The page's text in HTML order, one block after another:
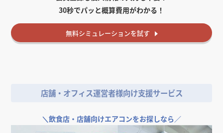
30秒でパッと概算費用がわかる！
無料シミュレーションを試す
店舗・オフィス運営者様向け支援サービス
＼飲食店・店舗向けエアコンをお探しなら／